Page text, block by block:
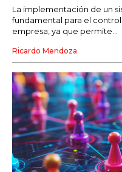
La implementación de un
fundamental para el
empresa, ya que permite...
Ricardo Mendoza